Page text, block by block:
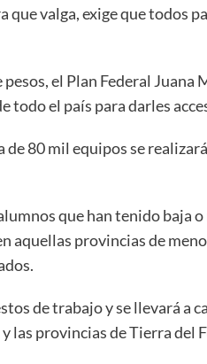
que valga, exige que todos
el Plan Federal Juana
todo el país para darles
80 mil equipos se
que han tenido baja
aquellas provincias de
de trabajo y se llevará a
las provincias de Tierra del